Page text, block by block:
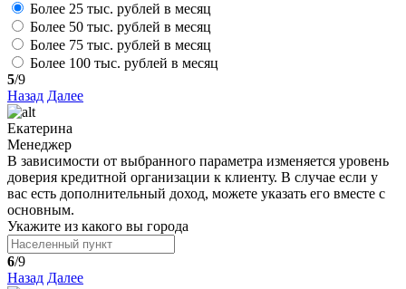
Более 25 тыс. рублей в месяц
Более 50 тыс. рублей в месяц
Более 75 тыс. рублей в месяц
Более 100 тыс. рублей в месяц
5/9
Назад Далее
Екатерина
Менеджер
В зависимости от выбранного параметра изменяется уровень
доверия кредитной организации к клиенту. В случае если у
вас есть дополнительный доход, можете указать его вместе с
основным.
Укажите из какого вы города
6/9
Назад Далее